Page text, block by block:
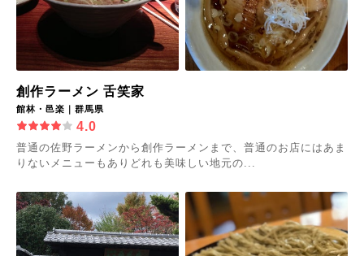
創作ラーメン 舌笑家
館林・邑楽｜群馬県
4.0
普通の佐野ラーメンから創作ラーメンまで、普通のお店にはあま
りないメニューもありどれも美味しい地元の...